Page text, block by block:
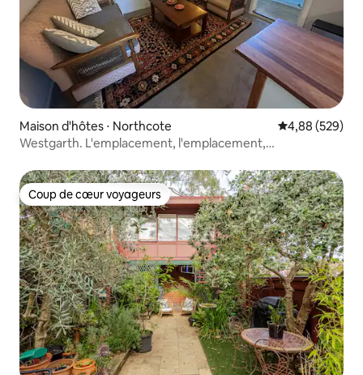
Maison d'hôtes ⋅ Northcote Évaluation
4,88 (529)
Westgarth. L'emplacement, l'emplacement,
Coup de cœur voyageurs
Coup de cœur voyageurs